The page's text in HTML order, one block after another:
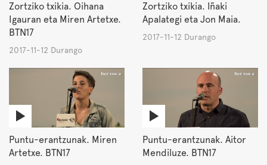
Zortziko txikia. Oihana
Igauran eta Miren Artetxe.
BTN17
2017-11-12 Durango
Zortziko txikia. Iñaki
Apalategi eta Jon Maia.
2017-11-12 Durango
Puntu-erantzunak. Miren
Artetxe. BTN17
Puntu-erantzunak. Aitor
Mendiluze. BTN17